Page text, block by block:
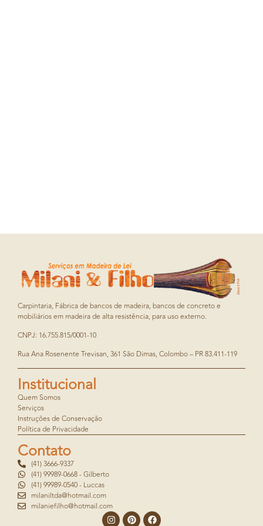
Carpintaria, Fábrica de bancos de madeira, bancos de concreto e
mobiliários em madeira de alta resistência, para uso externo.
CNPJ: 16.755.815/0001-10
Rua Ana Rosenente Trevisan, 361 São Dimas, Colombo – PR 83.411-119
Institucional
Quem Somos
Serviços
Instruções de Conservação
Política de Privacidade
Contato
(41) 3666-9337
(41) 99989-0668 - Gilberto
(41) 99989-0540 - Luccas
milaniltda@hotmail.com
milaniefilho@hotmail.com